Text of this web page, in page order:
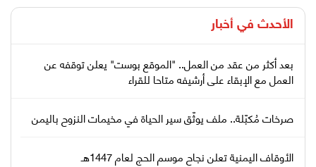
الأحدث في أخبار
بعد أكثر من عقد من العمل.. "الموقع بوست" يعلن توقفه عن
العمل مع الإبقاء على أرشيفه متاحا للقراء
صرخات مُكبّلة.. ملف يوثّق سير الحياة في مخيمات النزوح باليمن
الأوقاف اليمنية تعلن نجاح موسم الحج لعام 1447هـ